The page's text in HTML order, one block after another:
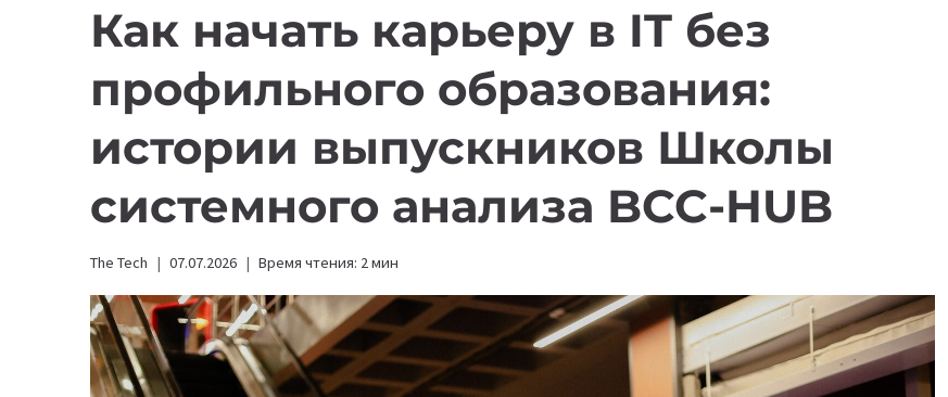
Как начать карьеру в IT без
профильного образования:
истории выпускников Школы
системного анализа BCC-HUB
The Tech 07.07.2026 Время чтения: 2мин